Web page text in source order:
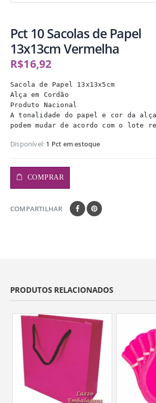
Pct 10 Sacolas de Papel
13x13cm Vermelha
R$16,92
Sacola de Papel 13x13x5cm
Alça em Cordão
Produto Nacional
A tonalidade do papel e cor da alça
podem mudar de acordo com o lote
Disponível: 1 Pct em estoque
COMPRAR
COMPARTILHAR
PRODUTOS RELACIONADOS